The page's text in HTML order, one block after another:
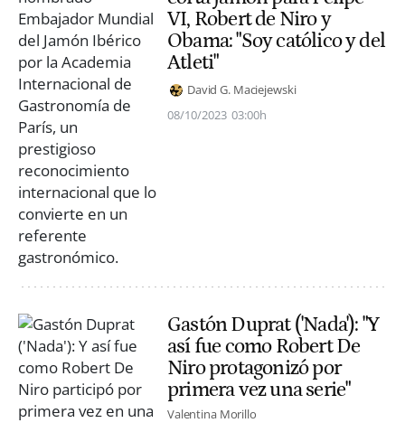
VI, Robert de Niro y
Obama: "Soy católico y del
Atleti"
David G. Maciejewski
08/10/2023 03:00h
Gastón Duprat ('Nada'): "Y
así fue como Robert De
Niro protagonizó por
primera vez una serie"
Valentina Morillo